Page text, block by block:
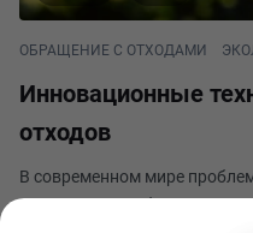
ОБРАЩЕНИЕ С ОТХОДАМИ
Инновационные
отходов
В современном мире
становится все более